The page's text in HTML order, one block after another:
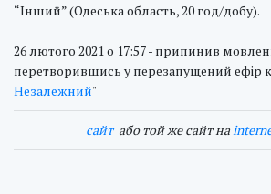
“Інший” (Одеська область, 20 год/добу).
26 лютого 2021 о 17:57 - припинив
перетворившись у перезапущений ефір
Незалежний"
cайтабо той же сайт на